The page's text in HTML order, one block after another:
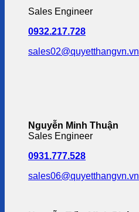
Sales Engineer
0932.217.728
sales02@quyetthangvn.vn
Nguyễn Minh Thuận
Sales Engineer
0931.777.528
sales06@quyetthangvn.vn